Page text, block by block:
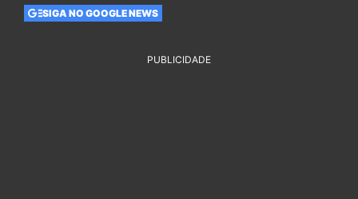
SIGA NO GOOGLE NEWS
PUBLICIDADE